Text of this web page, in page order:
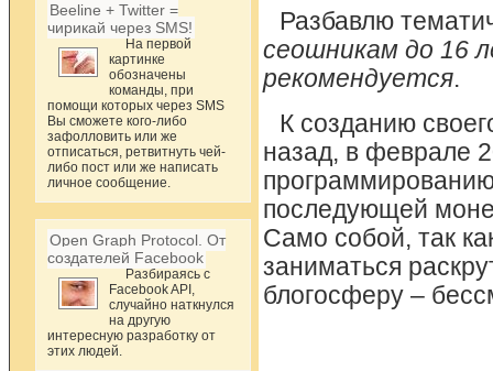
Beeline + Twitter =
чирикай через SMS!
На первой
картинке
обозначены
команды, при
помощи которых через SMS
Вы сможете кого-либо
зафолловить или же
отписаться, ретвитнуть чей-
либо пост или же написать
личное сообщение.
Open Graph Protocol. От
создателей Facebook
Разбираясь с
Facebook API,
случайно наткнулся
на другую
интересную разработку от
этих людей.
Разбавлю
сеошникам до 16
рекомендуется.
К созданию
назад, в феврале
последующей
Само собой, так
заниматься
блогосферу –